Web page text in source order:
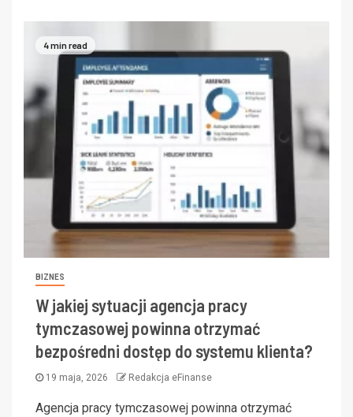
4 min read
BIZNES
W jakiej sytuacji agencja pracy
tymczasowej powinna otrzymać
bezpośredni dostęp do systemu klienta?
19 maja, 2026 Redakcja eFinanse
Agencja pracy tymczasowej powinna otrzymać